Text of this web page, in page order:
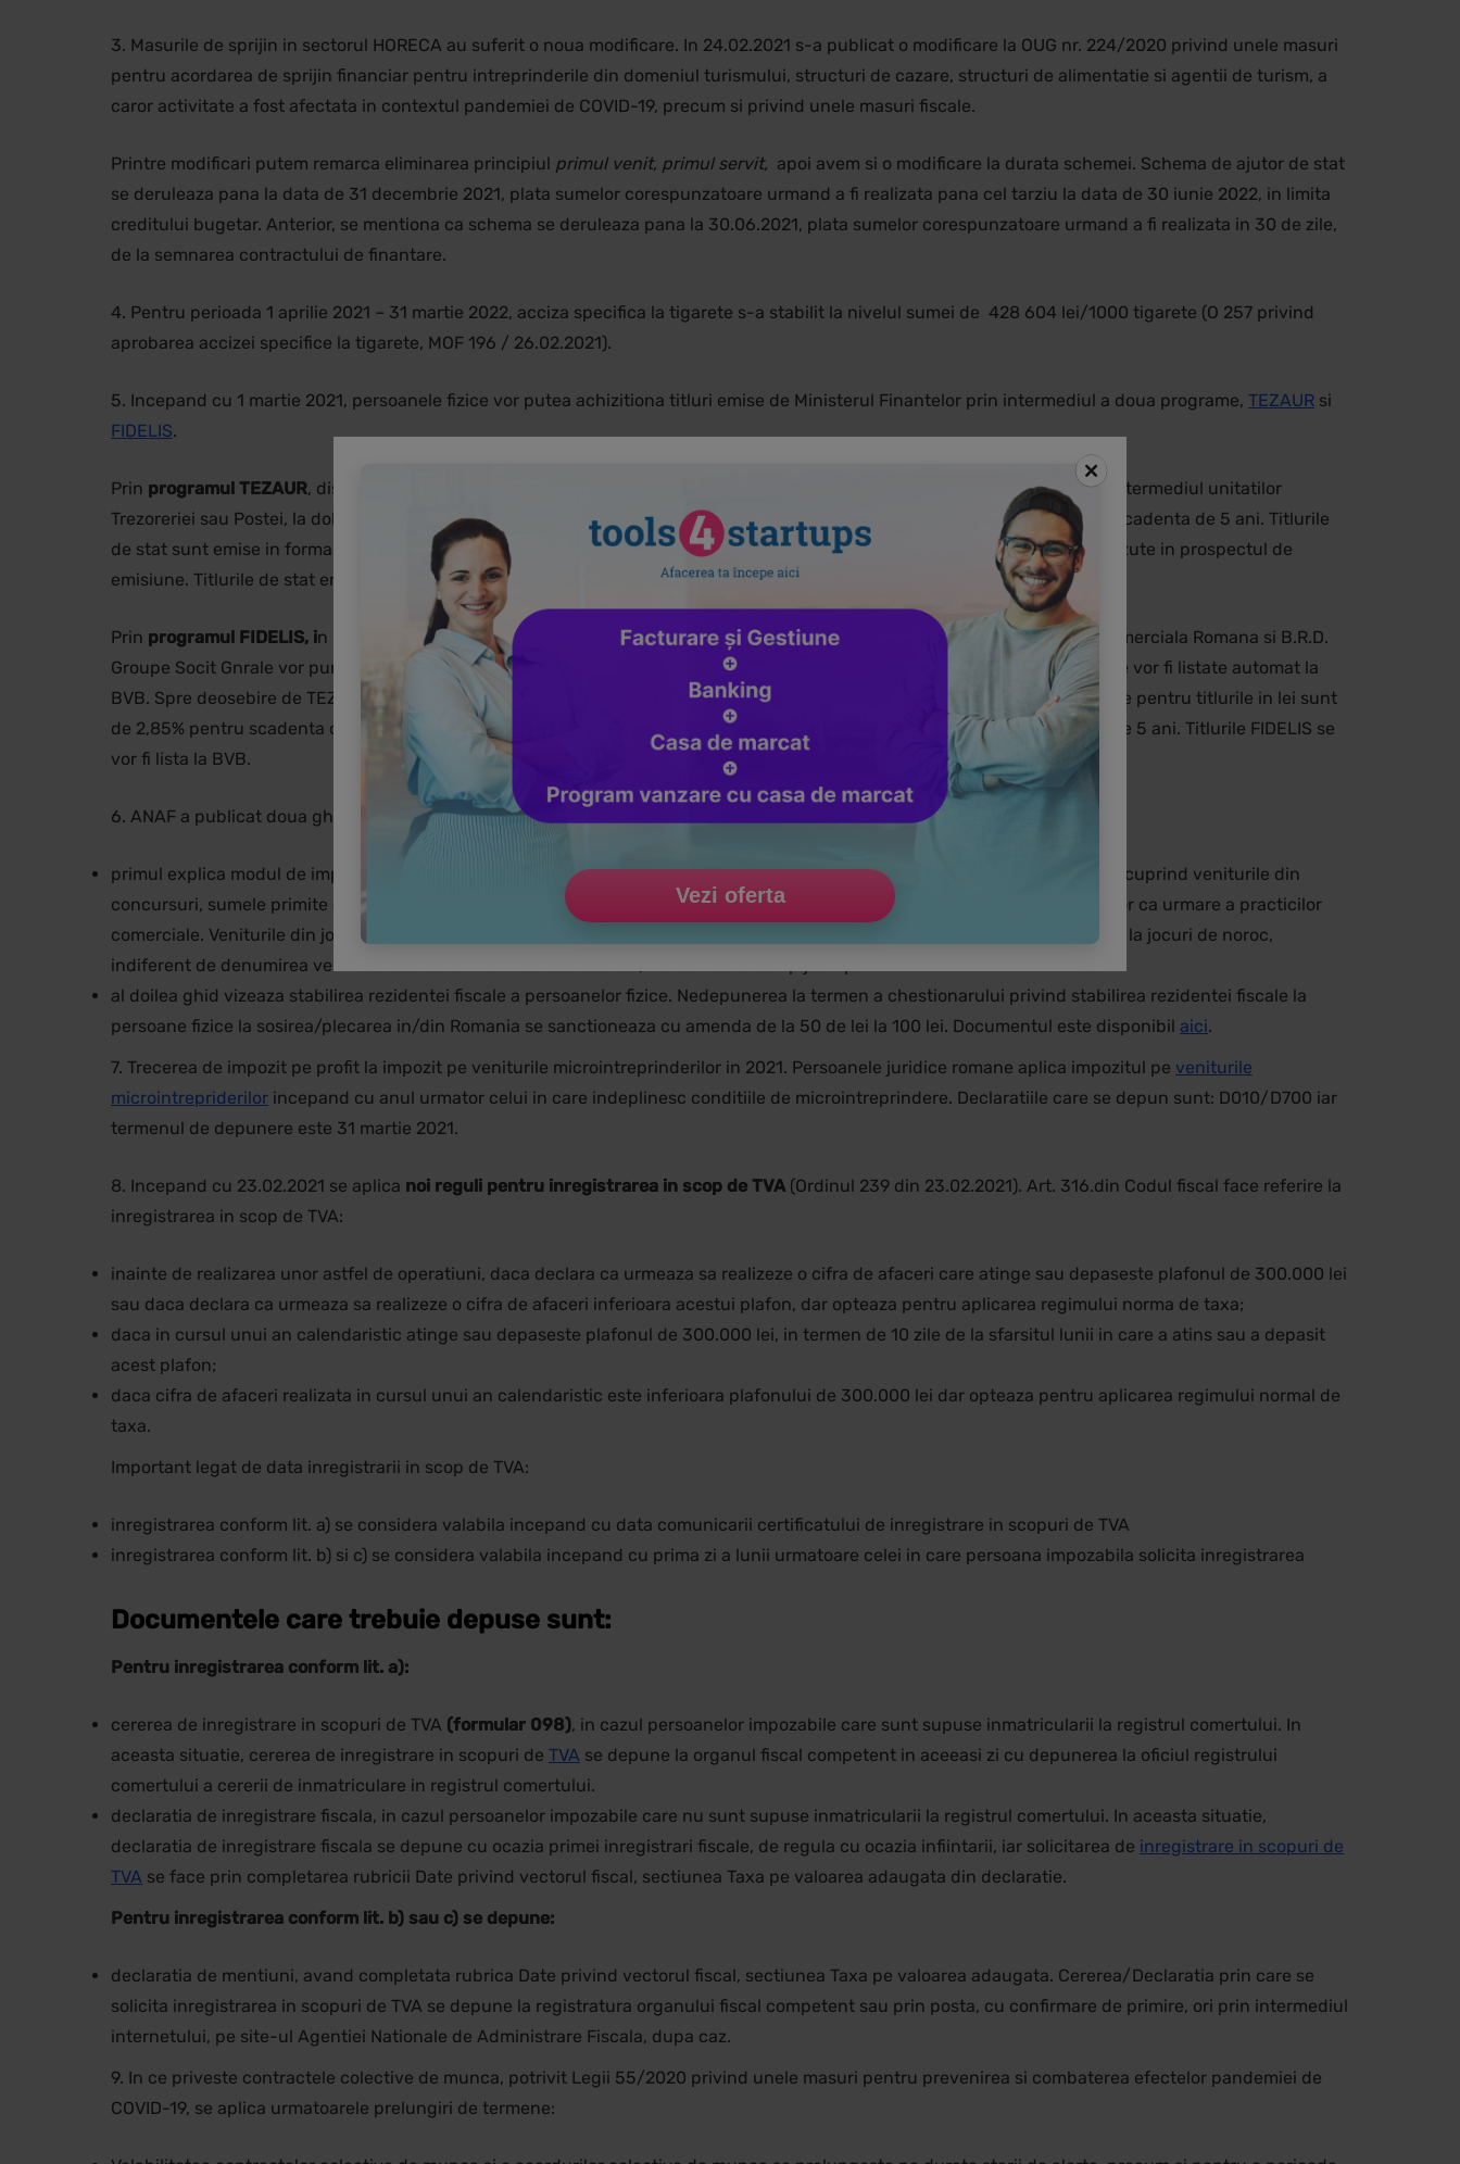
3. Masurile de sprijin in sectorul HORECA au suferit o noua modificare. In 24.02.2021 s-a publicat o modificare la OUG nr. 224/2020 privind unele masuri
pentru acordarea de sprijin financiar pentru intreprinderile din domeniul turismului, structuri de cazare, structuri de alimentatie si agentii de turism, a
caror activitate a fost afectata in contextul pandemiei de COVID-19, precum si privind unele masuri fiscale.
Printre modificari putem remarca eliminarea principiul primul venit, primul servit, apoi avem si o modificare la durata schemei. Schema de ajutor de stat
se deruleaza pana la data de 31 decembrie 2021, plata sumelor corespunzatoare urmand a fi realizata pana cel tarziu la data de 30 iunie 2022, in limita
creditului bugetar. Anterior, se mentiona ca schema se deruleaza pana la 30.06.2021, plata sumelor corespunzatoare urmand a fi realizata in 30 de zile,
de la semnarea contractului de finantare.
4. Pentru perioada 1 aprilie 2021 – 31 martie 2022, acciza specifica la tigarete s-a stabilit la nivelul sumei de 428 604 lei/1000 tigarete (O 257 privind
aprobarea accizei specifice la tigarete, MOF 196 / 26.02.2021).
5. Incepand cu 1 martie 2021, persoanele fizice vor putea achizitiona titluri emise de Ministerul Finantelor prin intermediul a doua programe, TEZAUR si
FIDELIS.
Prin programul TEZAUR, disponibil in perioada 01-29 martie 2021, rezidentii pot subscrie pentru titluri de stat TEZAUR prin intermediul unitatilor
Trezoreriei sau Postei, la dobanzi anuale de 2,85% pentru scadenta de 1 an, 3,10% pentru scadenta de 3 ani si 3,25% pentru scadenta de 5 ani. Titlurile
de stat sunt emise in forma dematerializata, au valoare nominala de 1 leu, iar dobanda anuala este platita la termenele prevazute in prospectul de
emisiune. Titlurile de stat emise in cadrul Programului TEZAUR sunt transferabile si se pot rascumpara in avans.
Prin programul FIDELIS, in perioada 01-19 martie 2021, bancile partenere BT Capital Partners&Banca Transilvania, Banca Comerciala Romana si B.R.D.
Groupe Socit Gnrale vor pune in vanzare titluri de stat FIDELIS denominate in lei, dar si titluri de stat denominate in euro, care vor fi listate automat la
BVB. Spre deosebire de TEZAUR, aici pot investi si persoane nerezidente. Titlurile sunt atat in lei, cat si euro. Dobanzile anuale pentru titlurile in lei sunt
de 2,85% pentru scadenta de 1 an, 3,10% pentru scadenta de 3 ani si de 1,55% pentru titlurile de stat in euro cu o scadenta de 5 ani. Titlurile FIDELIS se
vor fi lista la BVB.
6. ANAF a publicat doua ghiduri fiscale:
primul explica modul de impozitare a veniturilor din premii si jocuri de noroc. Acesta este disponibil
. Veniturile din premii cuprind veniturile din
concursuri, sumele primite ca urmare a participarii la Loteria bonurilor fiscale, precum si din promovarea produselor/serviciilor ca urmare a practicilor
comerciale. Veniturile din jocuri de noroc cuprind toate sumele incasate, bunurile si serviciile primite, ca urmare a participarii la jocuri de noroc,
indiferent de denumirea venitului sau de forma in care se acorda, inclusiv cele de tip jack-pot.
al doilea ghid vizeaza stabilirea rezidentei fiscale a persoanelor fizice. Nedepunerea la termen a chestionarului privind stabilirea rezidentei fiscale la
persoane fizice la sosirea/plecarea in/din Romania se sanctioneaza cu amenda de la 50 de lei la 100 lei. Documentul este disponibil aici.
7. Trecerea de impozit pe profit la impozit pe veniturile microintreprinderilor in 2021. Persoanele juridice romane aplica impozitul pe veniturile
microintrepriderilor incepand cu anul urmator celui in care indeplinesc conditiile de microintreprindere. Declaratiile care se depun sunt: D010/D700 iar
termenul de depunere este 31 martie 2021.
8. Incepand cu 23.02.2021 se aplica noi reguli pentru inregistrarea in scop de TVA (Ordinul 239 din 23.02.2021). Art. 316.din Codul fiscal face referire la
inregistrarea in scop de TVA:
inainte de realizarea unor astfel de operatiuni, daca declara ca urmeaza sa realizeze o cifra de afaceri care atinge sau depaseste plafonul de 300.000 lei
sau daca declara ca urmeaza sa realizeze o cifra de afaceri inferioara acestui plafon, dar opteaza pentru aplicarea regimului norma de taxa;
daca in cursul unui an calendaristic atinge sau depaseste plafonul de 300.000 lei, in termen de 10 zile de la sfarsitul lunii in care a atins sau a depasit
acest plafon;
daca cifra de afaceri realizata in cursul unui an calendaristic este inferioara plafonului de 300.000 lei dar opteaza pentru aplicarea regimului normal de
taxa.
Important legat de data inregistrarii in scop de TVA:
inregistrarea conform lit. a) se considera valabila incepand cu data comunicarii certificatului de inregistrare in scopuri de TVA
inregistrarea conform lit. b) si c) se considera valabila incepand cu prima zi a lunii urmatoare celei in care persoana impozabila solicita inregistrarea
Documentele care trebuie depuse sunt:
Pentru inregistrarea conform lit. a):
cererea de inregistrare in scopuri de TVA (formular 098), in cazul persoanelor impozabile care sunt supuse inmatricularii la registrul comertului. In
aceasta situatie, cererea de inregistrare in scopuri de TVA se depune la organul fiscal competent in aceeasi zi cu depunerea la oficiul registrului
comertului a cererii de inmatriculare in registrul comertului.
declaratia de inregistrare fiscala, in cazul persoanelor impozabile care nu sunt supuse inmatricularii la registrul comertului. In aceasta situatie,
declaratia de inregistrare fiscala se depune cu ocazia primei inregistrari fiscale, de regula cu ocazia infiintarii, iar solicitarea de inregistrare in scopuri de
TVA se face prin completarea rubricii Date privind vectorul fiscal, sectiunea Taxa pe valoarea adaugata din declaratie.
Pentru inregistrarea conform lit. b) sau c) se depune:
declaratia de mentiuni, avand completata rubrica Date privind vectorul fiscal, sectiunea Taxa pe valoarea adaugata. Cererea/Declaratia prin care se
solicita inregistrarea in scopuri de TVA se depune la registratura organului fiscal competent sau prin posta, cu confirmare de primire, ori prin intermediul
internetului, pe site-ul Agentiei Nationale de Administrare Fiscala, dupa caz.
9. In ce priveste contractele colective de munca, potrivit Legii 55/2020 privind unele masuri pentru prevenirea si combaterea efectelor pandemiei de
COVID-19, se aplica urmatoarele prelungiri de termene:
Vezi oferta